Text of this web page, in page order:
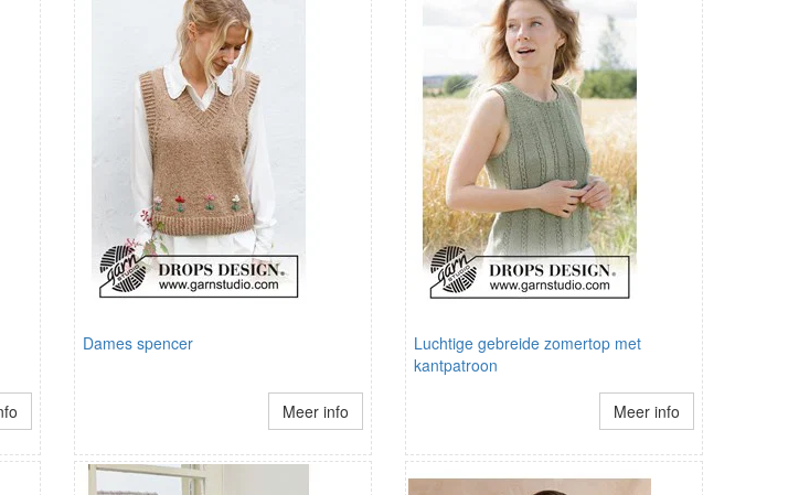
Dames spencer
Meer info
Luchtige gebreide zomertop met
kantpatroon
Meer info